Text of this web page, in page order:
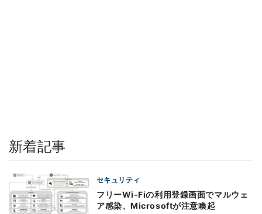
新着記事
セキュリティ
フリーWi-Fiの利用登録画面でマルウェ
ア感染、Microsoftが注意喚起